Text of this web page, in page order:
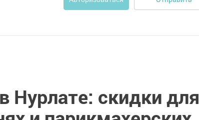
скидки для